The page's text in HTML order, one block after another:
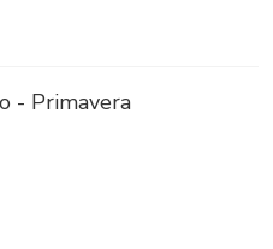
- Primavera